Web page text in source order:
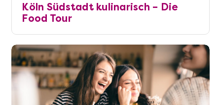
Köln Südstadt kulinarisch – Die
Food Tour